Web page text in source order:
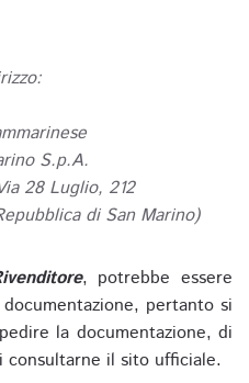
S.p.A.
28 Luglio, 212
di San Marino)
, potrebbe essere
pertanto si
la documentazione, di
consultarne il sito ufficiale.